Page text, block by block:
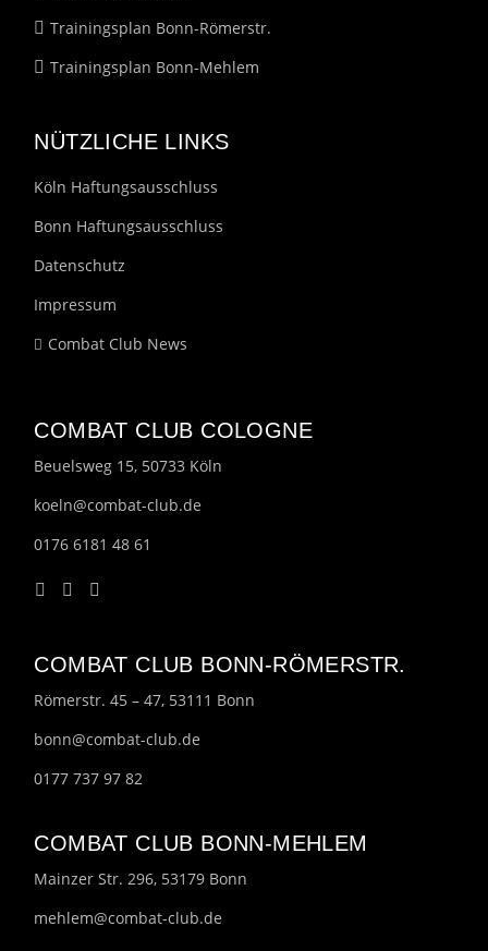
Trainingsplan Bonn-Römerstr.
Trainingsplan Bonn-Mehlem
NÜTZLICHE LINKS
Köln Haftungsausschluss
Bonn Haftungsausschluss
Datenschutz
Impressum
Combat Club News
COMBAT CLUB COLOGNE
Beuelsweg 15, 50733 Köln
koeln@combat-club.de
0176 6181 48 61
COMBAT CLUB BONN-RÖMERSTR.
Römerstr. 45 – 47, 53111 Bonn
bonn@combat-club.de
0177 737 97 82
COMBAT CLUB BONN-MEHLEM
Mainzer Str. 296, 53179 Bonn
mehlem@combat-club.de